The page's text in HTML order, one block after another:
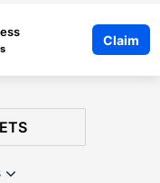
Claim